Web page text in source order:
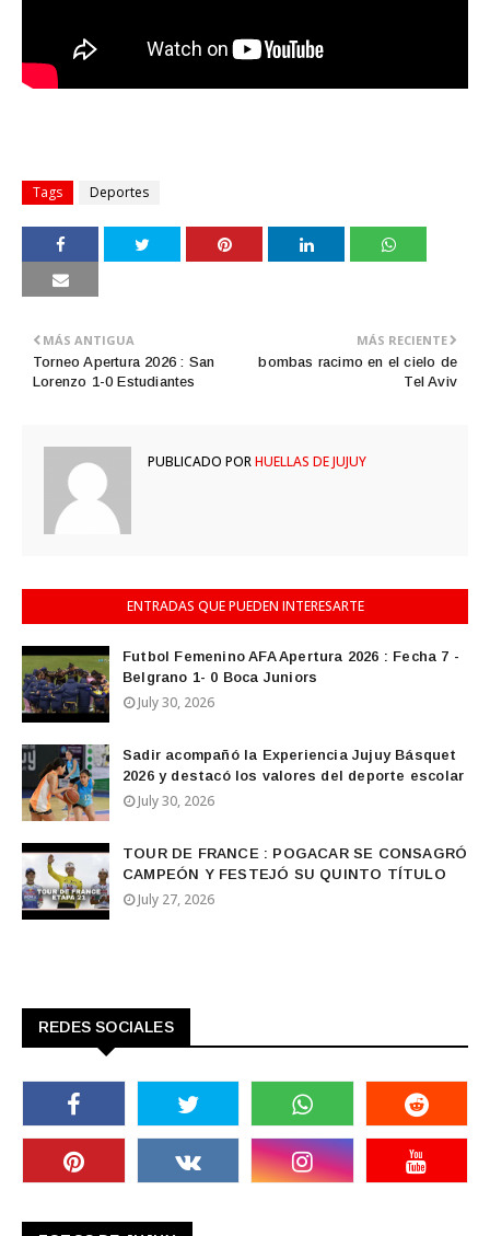
Tags Deportes
MÁS RECIENTE
bombas racimo en el cielo de
Tel Aviv
MÁS ANTIGUA
Torneo Apertura 2026 : San
Lorenzo 1-0 Estudiantes
PUBLICADO PORHUELLAS DE JUJUY
ENTRADAS QUE PUEDEN INTERESARTE
Futbol Femenino AFA Apertura 2026 : Fecha 7 -
Belgrano 1- 0 Boca Juniors
July 30, 2026
Sadir acompañó la Experiencia Jujuy Básquet
2026 y destacó los valores del deporte escolar
July 30, 2026
TOUR DE FRANCE : POGACAR SE CONSAGRÓ
CAMPEÓN Y FESTEJÓ SU QUINTO TÍTULO
July 27, 2026
REDES SOCIALES